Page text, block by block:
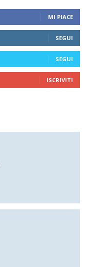
MI PIACE
SEGUI
SEGUI
ISCRIVITI